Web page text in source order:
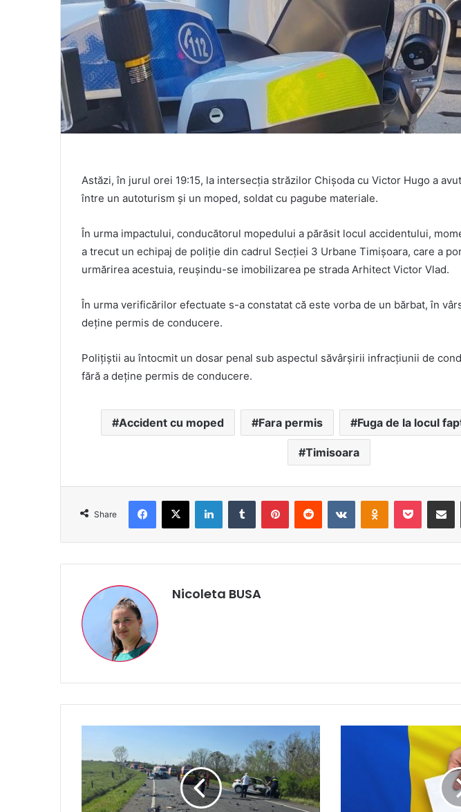
Astăzi, în jurul orei 19:15, la intersecția străzilor Chișoda cu Victor Hugo a
între un autoturism și un moped, soldat cu pagube materiale.
În urma impactului, conducătorul mopedului a părăsit locul accidentului,
a trecut un echipaj de poliție din cadrul Secției 3 Urbane Timișoara, care a
urmărirea acestuia, reușindu-se imobilizarea pe strada Arhitect Victor Vlad.
În urma verificărilor efectuate s-a constatat că este vorba de un bărbat, în
deține permis de conducere.
Polițiștii au întocmit un dosar penal sub aspectul săvârșirii infracțiunii de
fără a deține permis de conducere.
Accident cu moped Fara permis Fuga de la locul
Timisoara
Share
Facebook
X LinkedInTumblr PinterestReddit VKontakteOdnoklassniki
Pocket
Nicoleta BUSA
la
Iosifalău
soldat
cu